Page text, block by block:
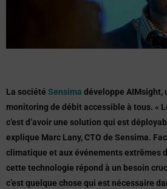
La société Sensima développe AIMsight,
monitoring de débit accessible à tous. «
c’est d’avoir une solution qui est
explique Marc Lany, CTO de Sensima.
climatique et aux événements extrêmes
cette technologie répond à un besoin
c’est quelque chose qui est nécessaire